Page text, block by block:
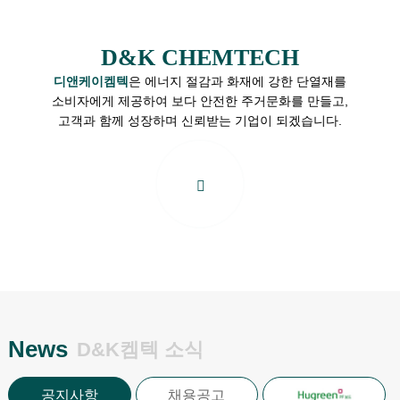
D&K CHEMTECH
디앤케이켐텍 은 에너지 절감과 화재에 강한 단열재를
소비자에게 제공하여 보다 안전한 주거문화를 만들고,
고객과 함께 성장하며 신뢰받는 기업이 되겠습니다.
공지사항 채용공고
News D&K켐텍 소식